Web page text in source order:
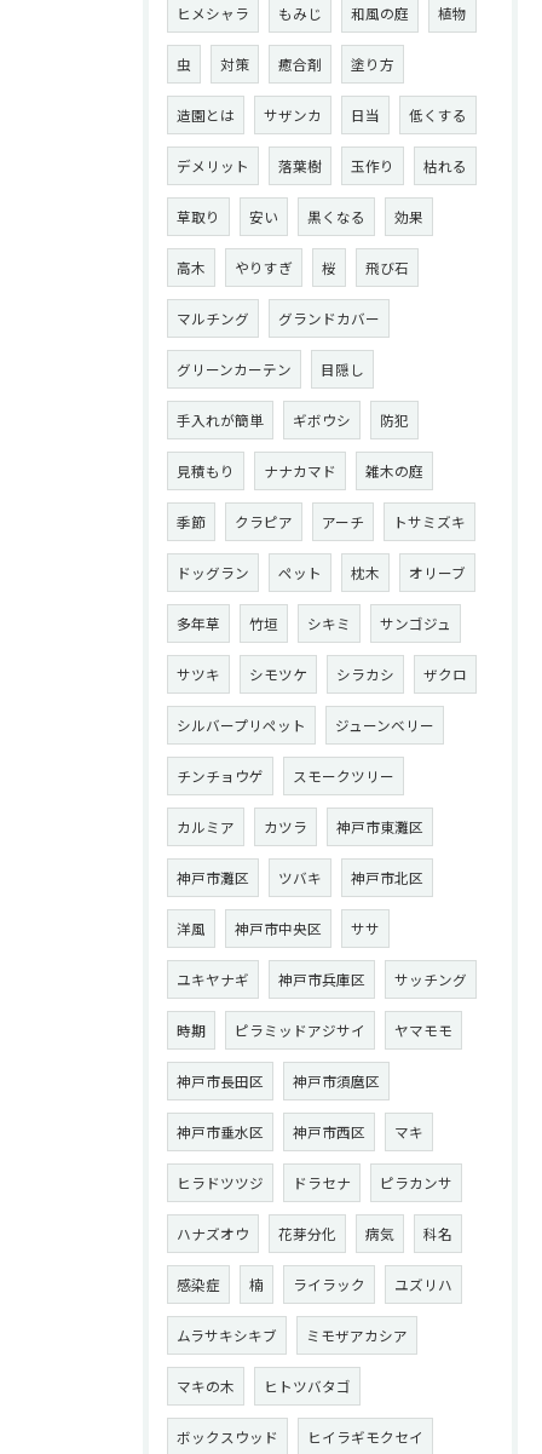
ヒメシャラ もみじ 和風の庭 植物
虫 対策 癒合剤 塗り方
造園とは サザンカ 日当 低くする
デメリット 落葉樹 玉作り 枯れる
草取り 安い 黒くなる 効果
高木 やりすぎ 桜 飛び石
マルチング グランドカバー
グリーンカーテン 目隠し
手入れが簡単 ギボウシ 防犯
見積もり ナナカマド 雑木の庭
季節 クラピア アーチ トサミズキ
ドッグラン ペット 枕木 オリーブ
多年草 竹垣 シキミ サンゴジュ
サツキ シモツケ シラカシ ザクロ
シルバープリペット ジューンベリー
チンチョウゲ スモークツリー
カルミア カツラ 神戸市東灘区
神戸市灘区 ツバキ 神戸市北区
洋風 神戸市中央区 ササ
ユキヤナギ 神戸市兵庫区 サッチング
時期 ピラミッドアジサイ ヤマモモ
神戸市長田区 神戸市須麿区
神戸市垂水区 神戸市西区 マキ
ヒラドツツジ ドラセナ ピラカンサ
ハナズオウ 花芽分化 病気 科名
感染症 楠 ライラック ユズリハ
ムラサキシキブ ミモザアカシア
マキの木 ヒトツバタゴ
ボックスウッド ヒイラギモクセイ